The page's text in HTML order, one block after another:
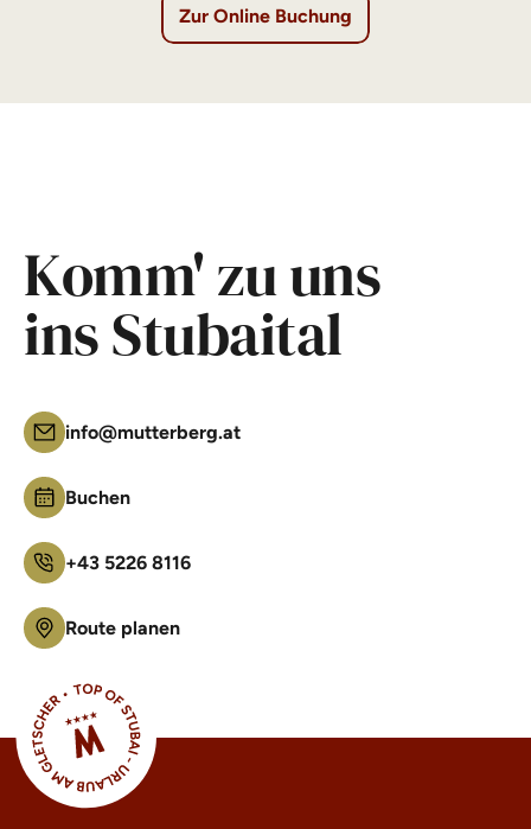
Zur Online Buchung
Komm' zu uns
ins Stubaital
info@mutterberg.at
Buchen
+43 5226 8116
Route planen